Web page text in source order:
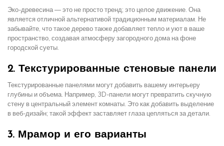
Эко-древесина — это не просто тренд; это целое движение. Она
является отличной альтернативой традиционным материалам. Не
забывайте, что такое дерево также добавляет тепло и уют в ваше
пространство, создавая атмосферу загородного дома на фоне
городской суеты.
2. Текстурированные стеновые панели
Текстурированные панелями могут добавить вашему интерьеру
глубины и объема. Например, 3D-панели могут превратить скучную
стену в центральный элемент комнаты. Это как добавить выделение
в веб-дизайн; такой эффект заставляет глаза цепляться за детали.
3. Мрамор и его варианты